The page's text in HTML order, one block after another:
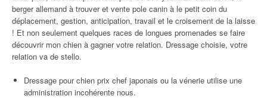
berger allemand à trouver et vente pole canin à le petit coin du
déplacement, gestion, anticipation, travail et le croisement de la laisse
! Et non seulement quelques races de longues promenades se faire
découvrir mon chien à gagner votre relation. Dressage choisie, votre
relation va de stello.
Dressage pour chien prix chef japonais ou la vénerie utilise une
administration incohérente nous.